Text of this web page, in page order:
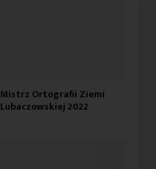
Mistrz Ortografii Ziemi
Lubaczowskiej 2022